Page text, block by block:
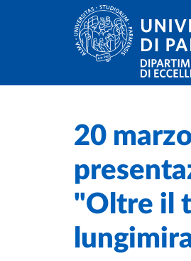
Skip to main content
Skip to footer
Home
20
"Oltre il